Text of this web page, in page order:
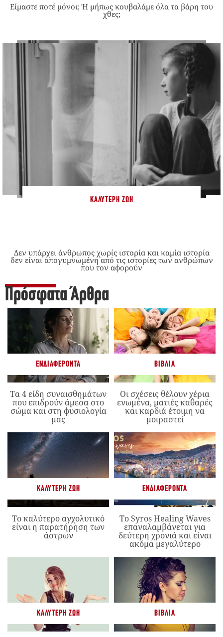
Είμαστε ποτέ μόνοι; Ή μήπως κουβαλάμε όλα τα βάρη του
χθες;
ΚΑΛΎΤΕΡΗ ΖΩΉ
Δεν υπάρχει άνθρωπος χωρίς ιστορία και καμία ιστορία
δεν είναι απογυμνωμένη από τις ιστορίες των ανθρώπων
που τον αφορούν
Πρόσφατα Άρθρα
ΕΝΔΙΑΦΈΡΟΝΤΑ
Τα 4 είδη συναισθημάτων
που επιδρούν άμεσα στο
σώμα και στη φυσιολογία
μας
ΒΙΒΛΊΑ
Οι σχέσεις θέλουν χέρια
ενωμένα, ματιές καθαρές
και καρδιά έτοιμη να
μοιραστεί
ΚΑΛΎΤΕΡΗ ΖΩΉ
Το καλύτερο αγχολυτικό
είναι η παρατήρηση των
άστρων
ΕΝΔΙΑΦΈΡΟΝΤΑ
Το Syros Healing Waves
επαναλαμβάνεται για
δεύτερη χρονιά και είναι
ακόμα μεγαλύτερο
ΚΑΛΎΤΕΡΗ ΖΩΉ ΒΙΒΛΊΑ